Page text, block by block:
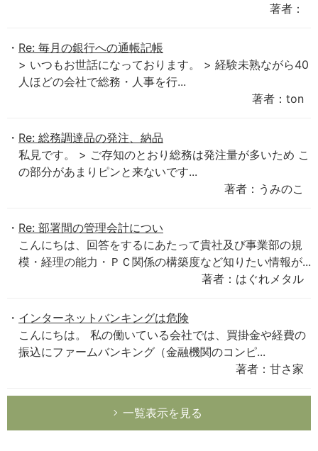
著者：
Re: 毎月の銀行への通帳記帳
> いつもお世話になっております。 > 経験未熟ながら40
人ほどの会社で総務・人事を行...
著者：ton
Re: 総務調達品の発注、納品
私見です。 > ご存知のとおり総務は発注量が多いため こ
の部分があまりピンと来ないです...
著者：うみのこ
Re: 部署間の管理会計につい
こんにちは、回答をするにあたって貴社及び事業部の規
模・経理の能力・ＰＣ関係の構築度など知りたい情報が...
著者：はぐれメタル
インターネットバンキングは危険
こんにちは。 私の働いている会社では、買掛金や経費の
振込にファームバンキング（金融機関のコンピ...
著者：甘さ家
一覧表示を見る